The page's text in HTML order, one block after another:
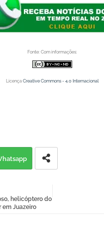
Fonte: Com informações:
Licença Creative Commons - 4.0 Internacional
helicóptero do
em Juazeiro